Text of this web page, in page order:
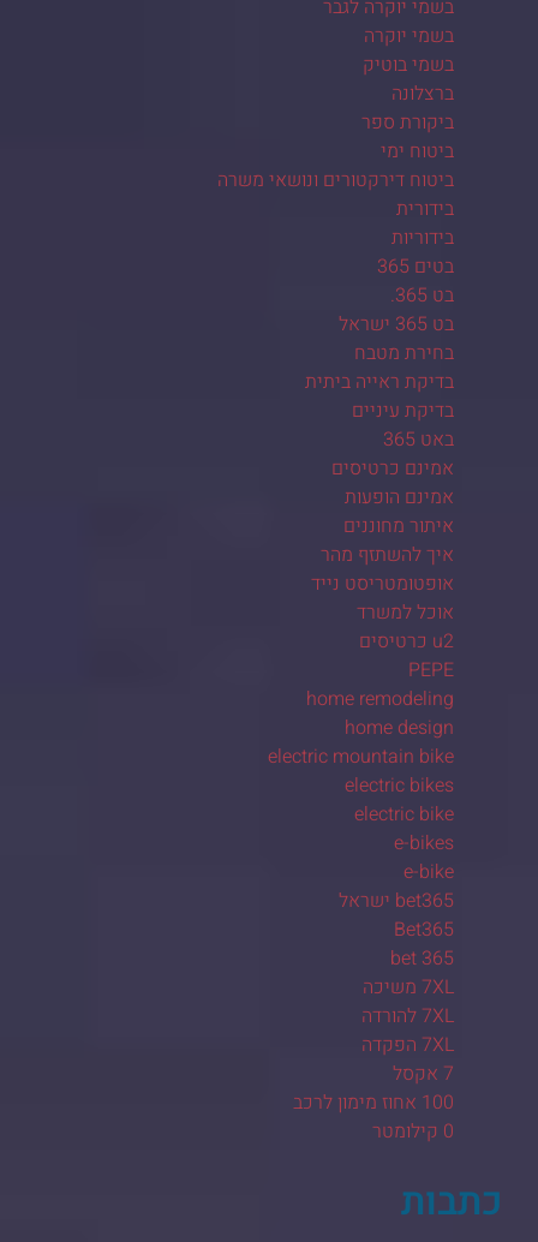
בשמי יוקרה לגבר
בשמי יוקרה
בשמי בוטיק
ברצלונה
ביקורת ספר
ביטוח ימי
ביטוח דירקטורים ונושאי משרה
בידורית
בידוריות
בטים 365
בט 365.
בט 365 ישראל
בחירת מטבח
בדיקת ראייה ביתית
בדיקת עיניים
באט 365
אמינם כרטיסים
אמינם הופעות
איתור מחוננים
איך להשתזף מהר
אופטומטריסט נייד
אוכל למשרד
u2 כרטיסים
PEPE
home remodeling
home design
electric mountain bike
electric bikes
electric bike
e-bikes
e-bike
bet365 ישראל
Bet365
bet 365
7XL משיכה
7XL להורדה
7XL הפקדה
7 אקסל
100 אחוז מימון לרכב
0 קילומטר
כתבות